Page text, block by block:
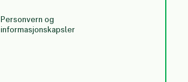
Personvern og
informasjonskapsler